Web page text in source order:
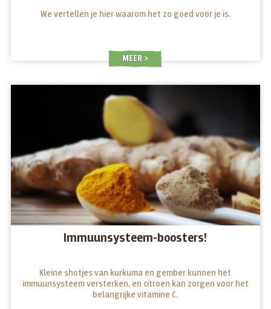
We vertellen je hier waarom het zo goed voor je is.
MEER
Immuunsysteem-boosters!
Kleine shotjes van kurkuma en gember kunnen het
immuunsysteem versterken, en citroen kan zorgen voor het
belangrijke vitamine C.